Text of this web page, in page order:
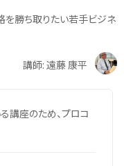
を勝ち取りたい若手ビジネ
講師: 遠藤 康平
講座のため、プロコ